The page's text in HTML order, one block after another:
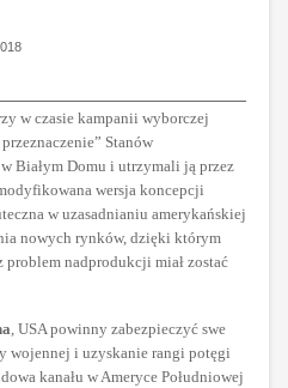
w czasie kampanii wyborczej
Stanów
Białym Domu i utrzymali ją przez
wersja koncepcji
w uzasadnianiu amerykańskiej
nowych rynków, dzięki którym
nadprodukcji miał zostać
, USA powinny zabezpieczyć swe
wojennej i uzyskanie rangi potęgi
kanału w Ameryce Południowej